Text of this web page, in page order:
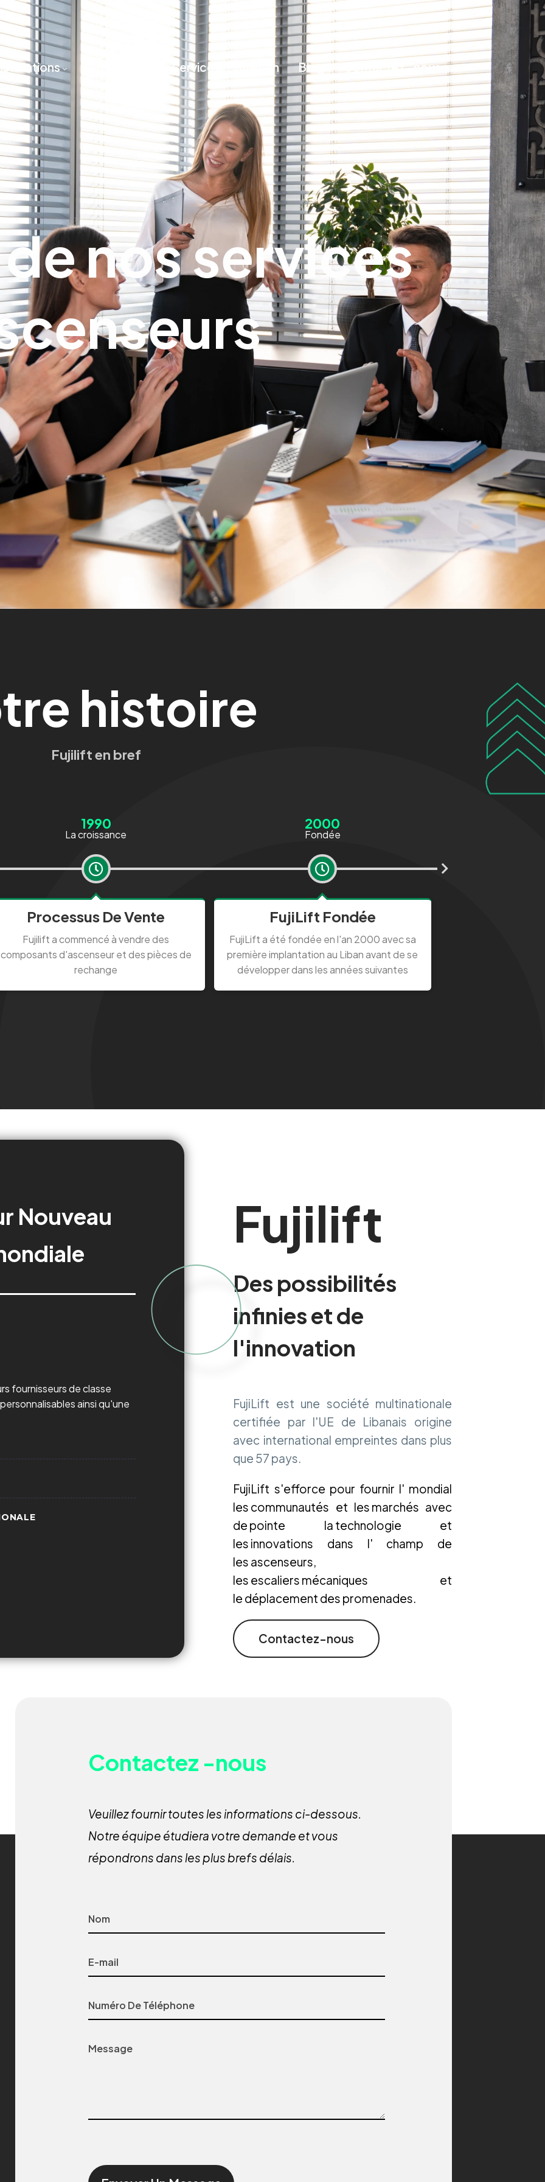
Service d'entretien Blog Contactez-nous
nos services
histoire
Fujilift en bref
1990
La croissance
Processus De Vente
Fujilift a commencé à vendre des
composants d'ascenseur et des pièces de
rechange
2000
Fondée
FujiLift Fondée
FujiLift a été fondée en l'an 2000 avec sa
première implantation au Liban avant de se
développer dans les années suivantes
Nouveau
fournisseurs de classe
ainsi qu'une
Fujilift
Des possibilités
infinies et de
l'innovation
FujiLift est une société multinationale
certifiée par l'UE de Libanais origine
avec international empreintes dans plus
que 57 pays.
FujiLift s'efforce pour fournir l' mondial
les communautés et les marchés avec
de pointe
la technologie
et
les innovations
dans l' champ
de
les ascenseurs,
les escaliers mécaniques
et
le déplacement des promenades.
Contactez-nous
Contactez -nous
Veuillez fournir toutes les informations ci-dessous.
Notre équipe étudiera votre demande et vous
répondrons dans les plus brefs délais.